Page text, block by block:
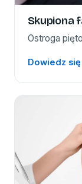
Skupiona
Ostroga
Dowiedz